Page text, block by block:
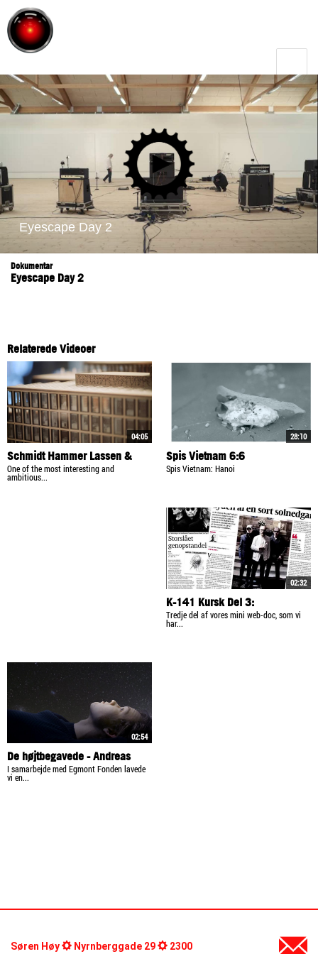
menu
Dokumentar
Eyescape Day 2
Relaterede Videoer
04:05
Schmidt Hammer Lassen &
Detroit Masterplan
One of the most interesting and
ambitious...
28:10
Spis Vietnam 6:6
Spis Vietnam: Hanoi
02:32
K-141 Kursk Del 3:
Genopstandelsen
Tredje del af vores mini web-doc, som vi
har...
02:54
De højtbegavede - Andreas
I samarbejde med Egmont Fonden lavede
vi en...
Søren Høy Nyrnberggade 29 2300